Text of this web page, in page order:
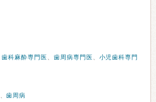
歯科麻酔専門医 、 歯周病専門医 、 小児歯科専門
、歯周病